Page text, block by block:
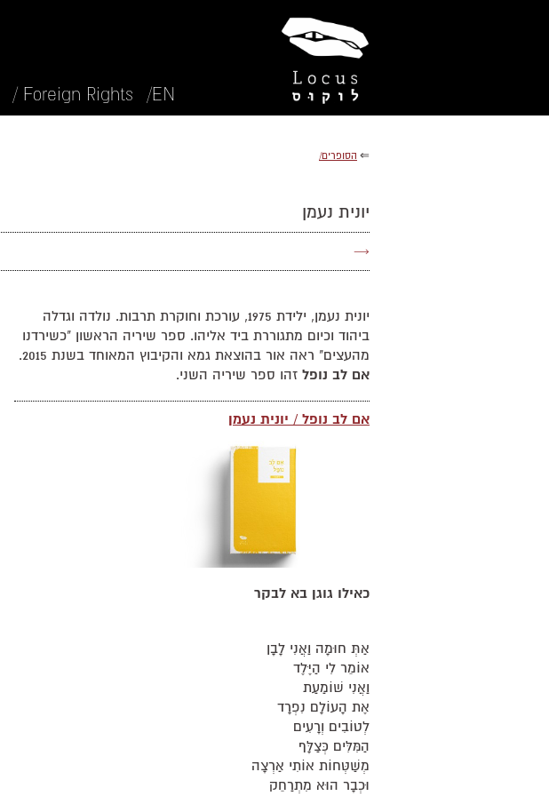
EN/
Foreign Rights /
⇐ הסופרים/
יונית נעמן
→
יונית נעמן, ילידת 1975, עורכת וחוקרת תרבות. נולדה וגדלה
ביהוד וכיום מתגוררת ביד אליהו. ספר שיריה הראשון "כשירדנו
מהעצים" ראה אור בהוצאת גמא והקיבוץ המאוחד בשנת 2015.
אם לב נופל זהו ספר שיריה השני.
אם לב נופל / יונית נעמן
כאילו גוגן בא לבקר
אַתְּ חוּמָה וַאֲנִי לָבָן
אוֹמֵר לִי הַיֶּלֶד
וַאֲנִי שׁוֹמַעַת
אֶת הָעוֹלָם נִפְרָד
לְטוֹבִים וְרָעִים
הַמִּלִּים כְּצַלָּף
מְשַׁטְּחוֹת אוֹתִי אַרְצָה
וּכְבָר הוּא מִתְרַחֵק